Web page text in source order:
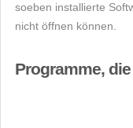
soeben installierte
nicht öffnen können.
Programme,